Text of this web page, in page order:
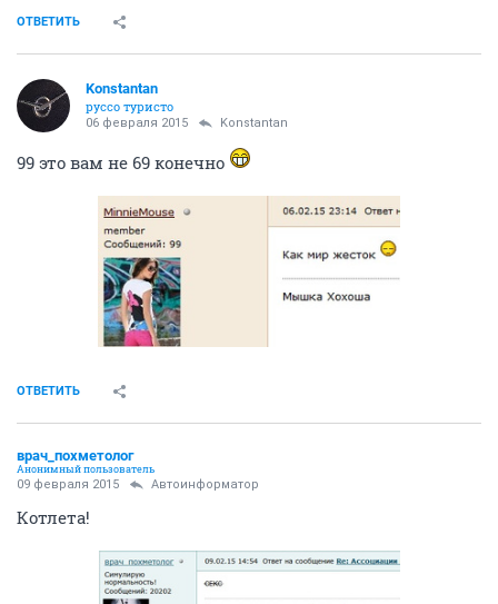
ОТВЕТИТЬ
Konstantan
руссо туристо
06 февраля 2015 Konstantan
99 это вам не 69 конечно
ОТВЕТИТЬ
врач_похметолог
Анонимный пользователь
09 февраля 2015 Автоинформатор
Котлета!